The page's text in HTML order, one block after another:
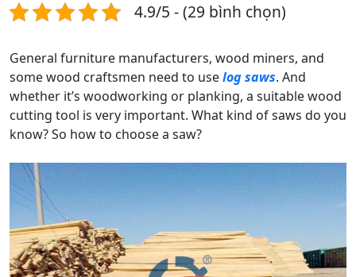
4.9/5 - (29 bình chọn)
General furniture manufacturers, wood miners, and
some wood craftsmen need to uselog saws. And
whether it’s woodworking or planking, a suitable wood
cutting tool is very important. What kind of saws do you
know? So how to choose a saw?